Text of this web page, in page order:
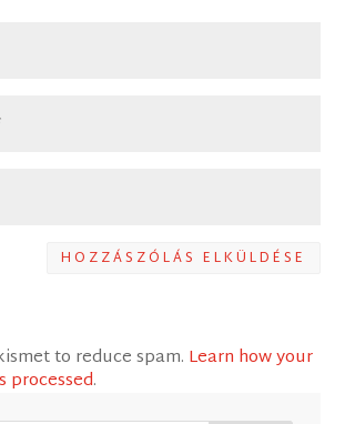
HOZZÁSZÓLÁS ELKÜLDÉSE
to reduce spam. Learn how your
processed.